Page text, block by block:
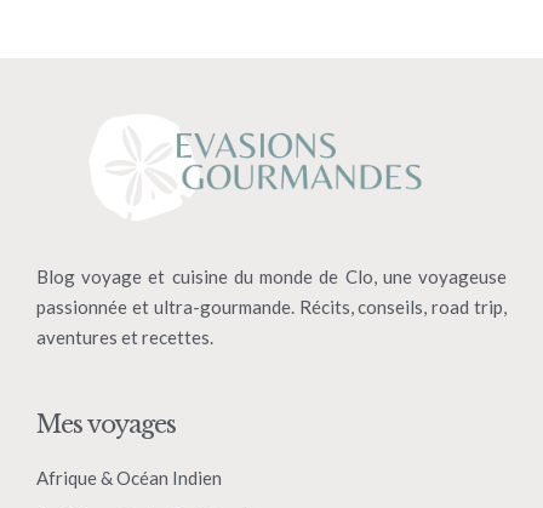
Blog voyage et cuisine du monde de Clo, une voyageuse
passionnée et ultra-gourmande. Récits, conseils, road trip,
aventures et recettes.
Mes voyages
Afrique & Océan Indien